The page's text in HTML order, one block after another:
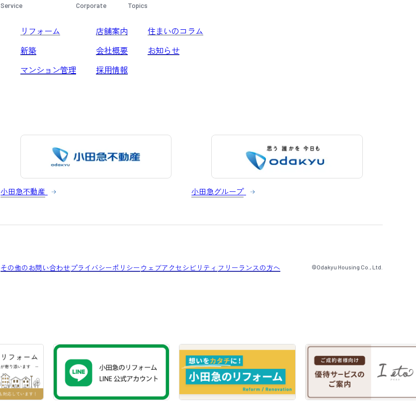
Service
リフォーム
新築
マンション管理
Corporate
店舗案内
会社概要
採用情報
Topics
住まいのコラム
お知らせ
小田急不動産 小田急グループ
その他のお問い合わせプライバシーポリシー ウェブアクセシビリティ フリーランスの方へ ©Odakyu Housing Co., Ltd.